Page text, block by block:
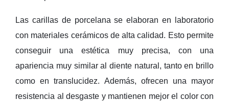
Las carillas de porcelana se elaboran en laboratorio
con materiales cerámicos de alta calidad. Esto permite
conseguir una estética muy precisa, con una
apariencia muy similar al diente natural, tanto en brillo
como en translucidez. Además, ofrecen una mayor
resistencia al desgaste y mantienen mejor el color con